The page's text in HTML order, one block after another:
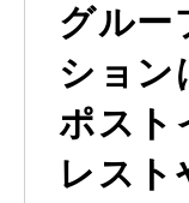
グルー
ション
ポスト
レスト